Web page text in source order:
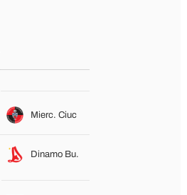
Mierc. Ciuc
Dinamo Bu.